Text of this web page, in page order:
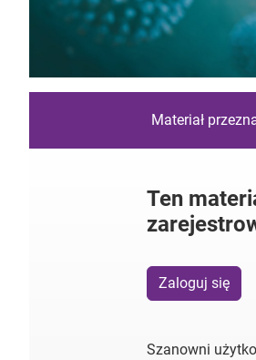
Materiał
Ten
Zaloguj się
Szanowni